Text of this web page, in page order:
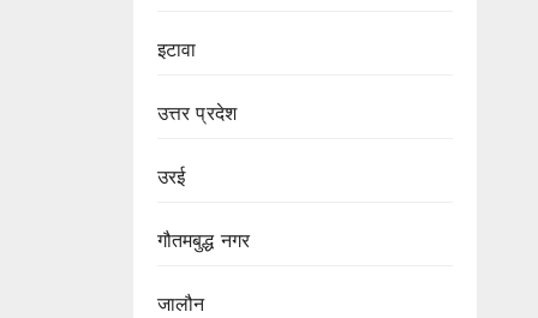
इटावा
उत्तर प्रदेश
उरई
गौतमबुद्ध नगर
जालौन